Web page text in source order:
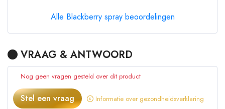
Alle Blackberry spray beoordelingen
VRAAG & ANTWOORD
Nog geen vragen gesteld over dit product
Stel een vraag Informatie over gezondheidsverklaring